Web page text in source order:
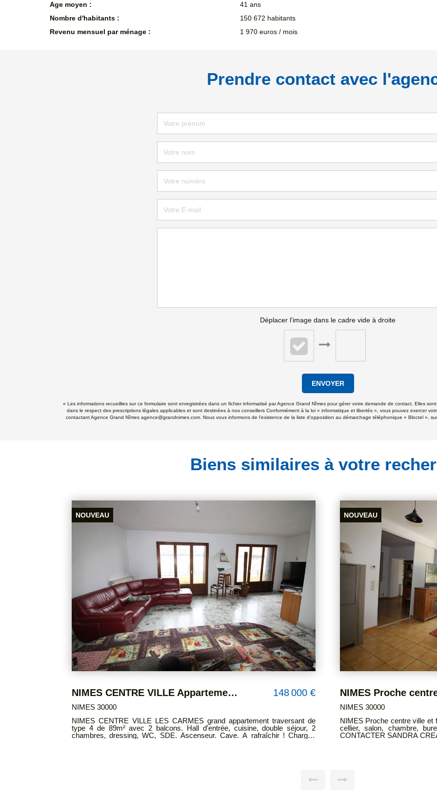
Age moyen :
41 ans
Nombre d'habitants :
150 672 habitants
Revenu mensuel par ménage :
1 970 euros / mois
Prendre contact avec
Déplacer l'image dans le cadre vide à droite
ENVOYER
« Les informations recueillies sur ce formulaire sont enregistrées dans un fichier informatisé par Agence Grand Nîmes pour gérer votre demande de contact. Elles
dans le respect des prescriptions légales applicables et sont destinées à nos conseillers Conformément à la loi « informatique et libertés », vous pouvez exercer
contactant Agence Grand Nîmes agence@grandnimes.com. Nous vous informons de l'existence de la liste d'opposition au démarchage téléphonique « Bloctel »,
Biens similaires à votre
NOUVEAU
NIMES Proche centre ville et Facultés P2 bis de 56.87 m2 en RDC donnant sur une cour plein SUD. 74 000 €
NIMES 30000
NIMES Proche centre ville et facultés appartement P2 bis en RDC. Cuisine,
cellier, salon, chambre, bureau/dressing, SDE avec WC. A rafraîchir !
CONTACTER SANDRA CREAC'H 0622934748
NIMES 30000
NIMES Lumineux
garage et cave en sous-sol.
chambre transformée en